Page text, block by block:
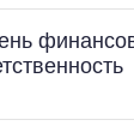
за